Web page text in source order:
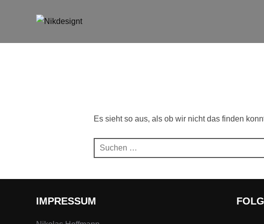
Es sieht so aus, als ob wir nicht das finden
Suchen
nach:
IMPRESSUM